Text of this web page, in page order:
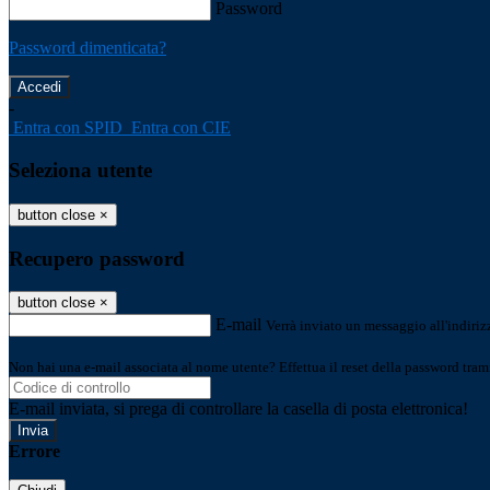
Password
Password dimenticata?
-
Entra con SPID Entra con CIE
Seleziona utente
button close ×
Recupero password
button close ×
E-mail Verrà inviato un messaggio
Non hai una e-mail associata al nome utente? Effettua il reset della password
E-mail inviata, si prega di controllare la casella di posta elettronica!
Errore